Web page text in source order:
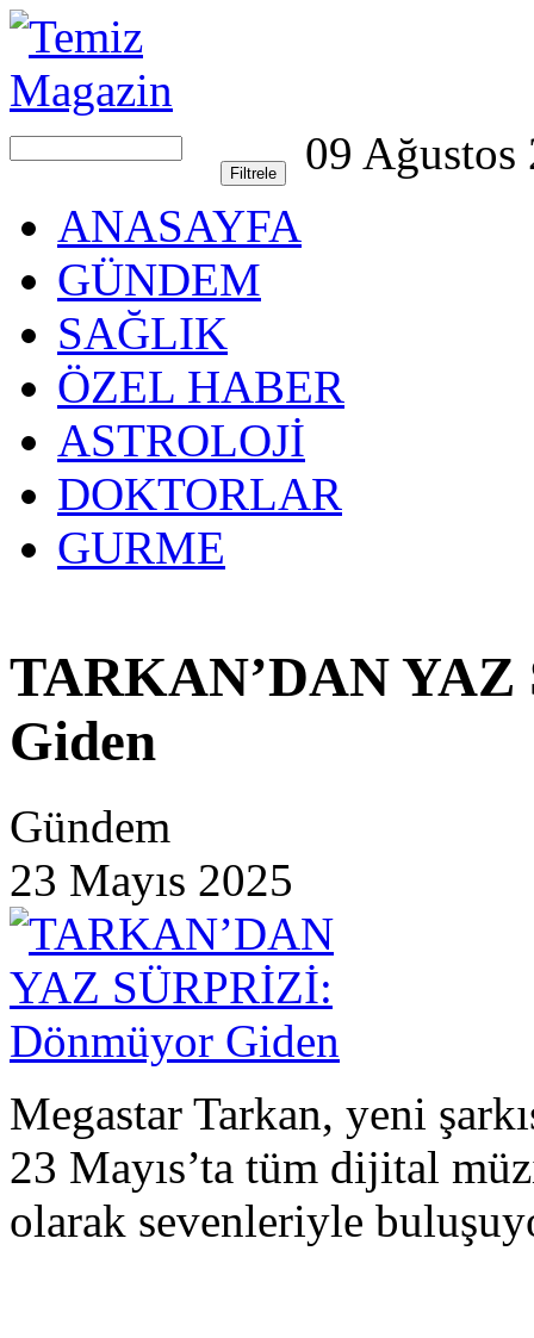
09 Ağustos
ANASAYFA
GÜNDEM
SAĞLIK
ÖZEL HABER
ASTROLOJİ
DOKTORLAR
GURME
TARKAN’DAN
Giden
Gündem
23 Mayıs 2025
Megastar Tarkan, yeni
23 Mayıs’ta tüm dijital
olarak sevenleriyle